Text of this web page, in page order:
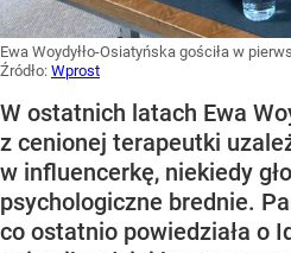
Ewa Woydyłło-Osiatyńska gościła w
Źródło: Wprost
W ostatnich latach Ewa
z cenionej terapeutki
w influencerkę, niekiedy
psychologiczne brednie.
co ostatnio powiedziała o